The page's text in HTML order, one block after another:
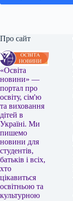
Про сайт
«Освіта
новини» —
портал про
освіту, сім'ю
та виховання
дітей в
Україні. Ми
пишемо
новини для
студентів,
батьків і всіх,
хто
цікавиться
освітньою та
культурною